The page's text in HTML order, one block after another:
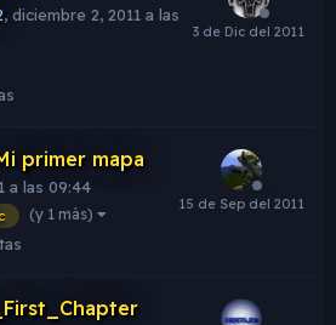
, diciembre 2, 2011 a las
primer mapa
a las 09:44
(y 1 más)